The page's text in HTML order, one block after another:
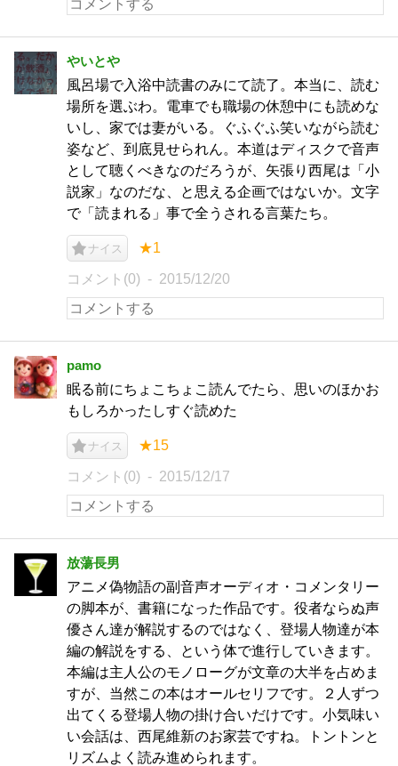
やいとや
風呂場で入浴中読書のみにて読了。本当に、読む
場所を選ぶわ。電車でも職場の休憩中にも読めな
いし、家では妻がいる。ぐふぐふ笑いながら読む
姿など、到底見せられん。本道はディスクで音声
として聴くべきなのだろうが、矢張り西尾は「小
説家」なのだな、と思える企画ではないか。文字
で「読まれる」事で全うされる言葉たち。
ナイス ★1
コメント(0) 2015/12/20
pamo
眠る前にちょこちょこ読んでたら、思いのほかお
もしろかったしすぐ読めた
ナイス ★15
コメント(0) 2015/12/17
放蕩長男
アニメ偽物語の副音声オーディオ・コメンタリー
の脚本が、書籍になった作品です。役者ならぬ声
優さん達が解説するのではなく、登場人物達が本
編の解説をする、という体で進行していきます。
本編は主人公のモノローグが文章の大半を占めま
すが、当然この本はオールセリフです。２人ずつ
出てくる登場人物の掛け合いだけです。小気味い
い会話は、西尾維新のお家芸ですね。トントンと
リズムよく読み進められます。